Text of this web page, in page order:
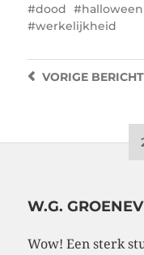
dood
halloween
werkelijkheid
VORIGEBERICHT
W.G.
Wow! Een sterk